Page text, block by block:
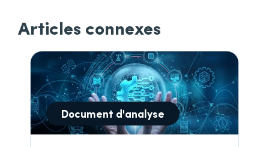
Articles connexes
Document d'analyse